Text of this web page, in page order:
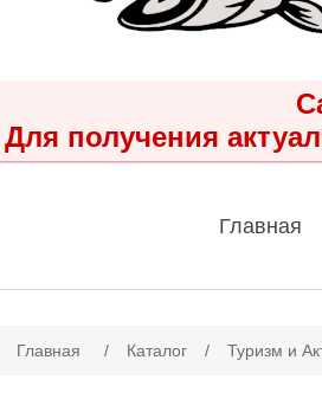
Для получения
Главная
Главная / Каталог / Туризм и